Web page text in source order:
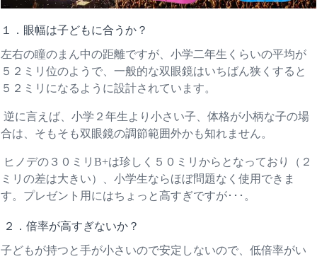
１．眼幅は子どもに合うか？
左右の瞳のまん中の距離ですが、小学二年生くらいの平均が
５２ミリ位のようで、一般的な双眼鏡はいちばん狭くすると
５２ミリになるように設計されています。
逆に言えば、小学２年生より小さい子、体格が小柄な子の場
合は、そもそも双眼鏡の調節範囲外かも知れません。
ヒノデの３０ミリB+は珍しく５０ミリからとなっており（２
ミリの差は大きい）、小学生ならほぼ問題なく使用できま
す。プレゼント用にはちょっと高すぎですが･･･。
２．倍率が高すぎないか？
子どもが持つと手が小さいので安定しないので、低倍率がい